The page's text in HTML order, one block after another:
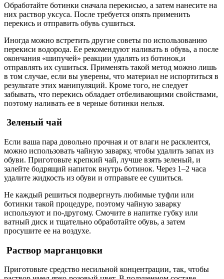
Обработайте ботинки сначала перекисью, а затем нанесите на
них раствор уксуса. После требуется опять применить
перекись и отправить обувь сушиться.
Иногда можно встретить другие советы по использованию
перекиси водорода. Ее рекомендуют наливать в обувь, а после
окончания «шипучей» реакции удалять из ботинок,и
отправлять их сушиться. Применять такой метод можно лишь
в том случае, если вы уверены, что материал не испортиться в
результате этих манипуляций. Кроме того, не следует
забывать, что перекись обладает отбеливающими свойствами,
поэтому наливать ее в черные ботинки нельзя.
Зеленый чай
Если ваша пара довольно прочная и от влаги не расклеится,
можно использовать чайную заварку, чтобы удалить запах из
обуви. Приготовьте крепкий чай, лучше взять зеленый, и
залейте бодрящий напиток внутрь ботинок. Через 1–2 часа
удалите жидкость из обуви и отправьте ее сушиться.
Не каждый решиться подвергнуть любимые туфли или
ботинки такой процедуре, поэтому чайную заварку
используют и по-другому. Смочите в напитке губку или
ватный диск и тщательно обработайте обувь, а затем
просушите ее на воздухе.
Раствор марганцовки
Приготовьте средство несильной концентрации, так, чтобы